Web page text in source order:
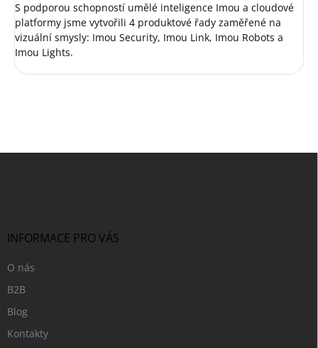
S podporou schopností umělé inteligence Imou a cloudové
platformy jsme vytvořili 4 produktové řady zaměřené na
vizuální smysly: Imou Security, Imou Link, Imou Robots a
Imou Lights.
INFORMACE PRO VÁS
O nás
B2B
Blog
Kontakty